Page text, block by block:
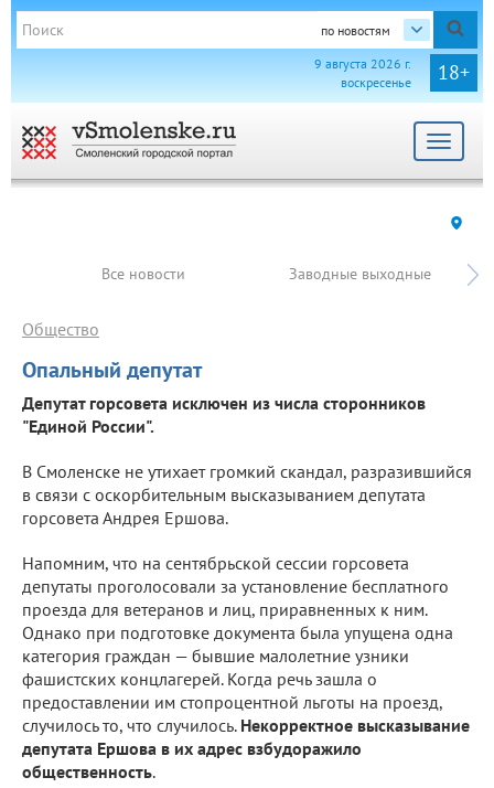
по новостям
18+
9 августа 2026 г.
воскресенье
Toggle
Все новости Заводные выходные
Опальный депутат
Общество
Депутат горсовета исключен из числа сторонников
"Единой России".
В Смоленске не утихает громкий скандал, разразившийся
в связи с оскорбительным высказыванием депутата
горсовета Андрея Ершова.
Напомним, что на сентябрьской сессии горсовета
депутаты проголосовали за установление бесплатного
проезда для ветеранов и лиц, приравненных к ним.
Однако при подготовке документа была упущена одна
категория граждан — бывшие малолетние узники
фашистских концлагерей. Когда речь зашла о
предоставлении им стопроцентной льготы на проезд,
случилось то, что случилось. Некорректное высказывание
депутата Ершова в их адрес взбудоражило
общественность.